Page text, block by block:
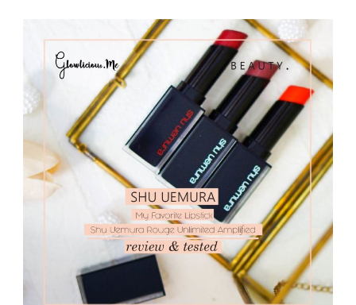
UNLIMITED
AMPLIFIED
MATTE
FULL
SWATCHES
–
M
OR
550,
294